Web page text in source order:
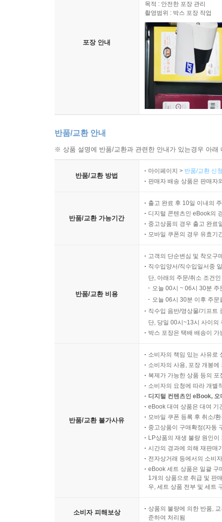
포장 안내
목적 : 안전한 포장 관리
촬영범위 : 박스 포장 작업
반품/교환 안내
※ 상품 설명에 반품/교환과 관련한 안내가 있는경우 아
반품/교환 방법
마이페이지 > 반품/교환 신
판매자 배송 상품은 판매자
반품/교환 가능기간
출고 완료 후 10일 이내의
디지털 콘텐츠인 eBook의
중고상품의 경우 출고 완료
모바일 쿠폰의 경우 유효기
반품/교환 비용
고객의 단순변심 및 착오구
직수입양서/직수입일서중
단, 아래의 주문/취소 조건
오늘 00시 ~ 06시 30분
오늘 06시 30분 이후 주
직수입 음반/영상물/기프트
단, 당일 00시~13시 사이의
박스 포장은 택배 배송이
반품/교환 불가사유
소비자의 책임 있는 사유로
소비자의 사용, 포장 개봉
복제가 가능한 상품 등의
소비자의 요청에 따라 개별
디지털 컨텐츠인 eBook,
eBook 대여 상품은 대여 기
모바일 쿠폰 등록 후 취소/
중고상품이 구매확정(자동
LP상품의 재생 불량 원인
시간의 경과에 의해 재판매
전자상거래 등에서의 소비
eBook 세트 상품은 일괄 구
1개의 상품으로 취급 및 판
우, 세트 상품 전부 및 세트
소비자 피해보상
상품의 불량에 의한 반품,
준하여 처리됨